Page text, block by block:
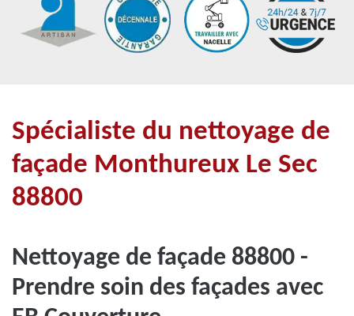
Spécialiste du nettoyage de
façade Monthureux Le Sec
88800
Nettoyage de façade 88800 -
Prendre soin des façades avec